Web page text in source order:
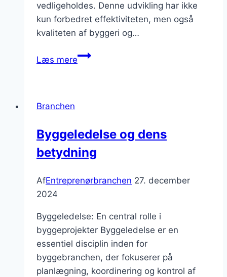
vedligeholdes. Denne udvikling har ikke
kun forbedret effektiviteten, men også
kvaliteten af byggeri og…
Læs mereByggeteknologi
Branchen
Byggeledelse og dens
betydning
AfEntreprenørbranchen 27. december
2024
Byggeledelse: En central rolle i
byggeprojekter Byggeledelse er en
essentiel disciplin inden for
byggebranchen, der fokuserer på
planlægning, koordinering og kontrol af